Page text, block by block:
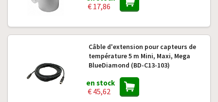
€ 17,86
Câble d'extension pour capteurs de
température 5 m Mini, Maxi, Mega
BlueDiamond (BD-C13-103)
en stock
€ 45,62